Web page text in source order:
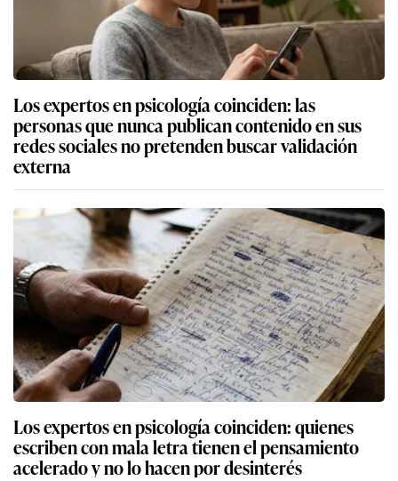
Los expertos en psicología coinciden: las
personas que nunca publican contenido en sus
redes sociales no pretenden buscar validación
externa
Los expertos en psicología coinciden: quienes
escriben con mala letra tienen el pensamiento
acelerado y no lo hacen por desinterés